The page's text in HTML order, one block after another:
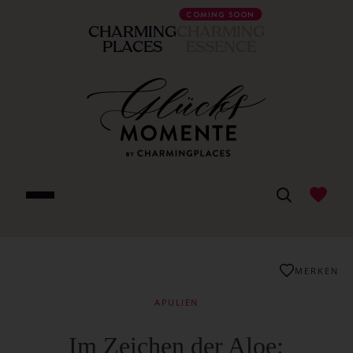
CHARMING
PLACES
COMING SOON
APULIEN
Im Zeichen der Aloe:
MERKEN